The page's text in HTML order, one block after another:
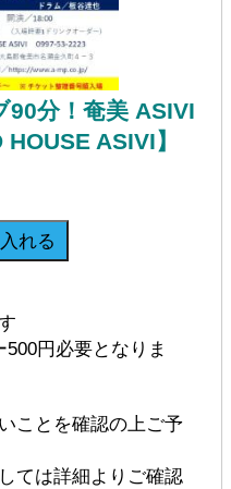
90分！奄美 ASIVI
ASIVI】
円必要となりま
ことを確認の上ご予
ては詳細よりご確認